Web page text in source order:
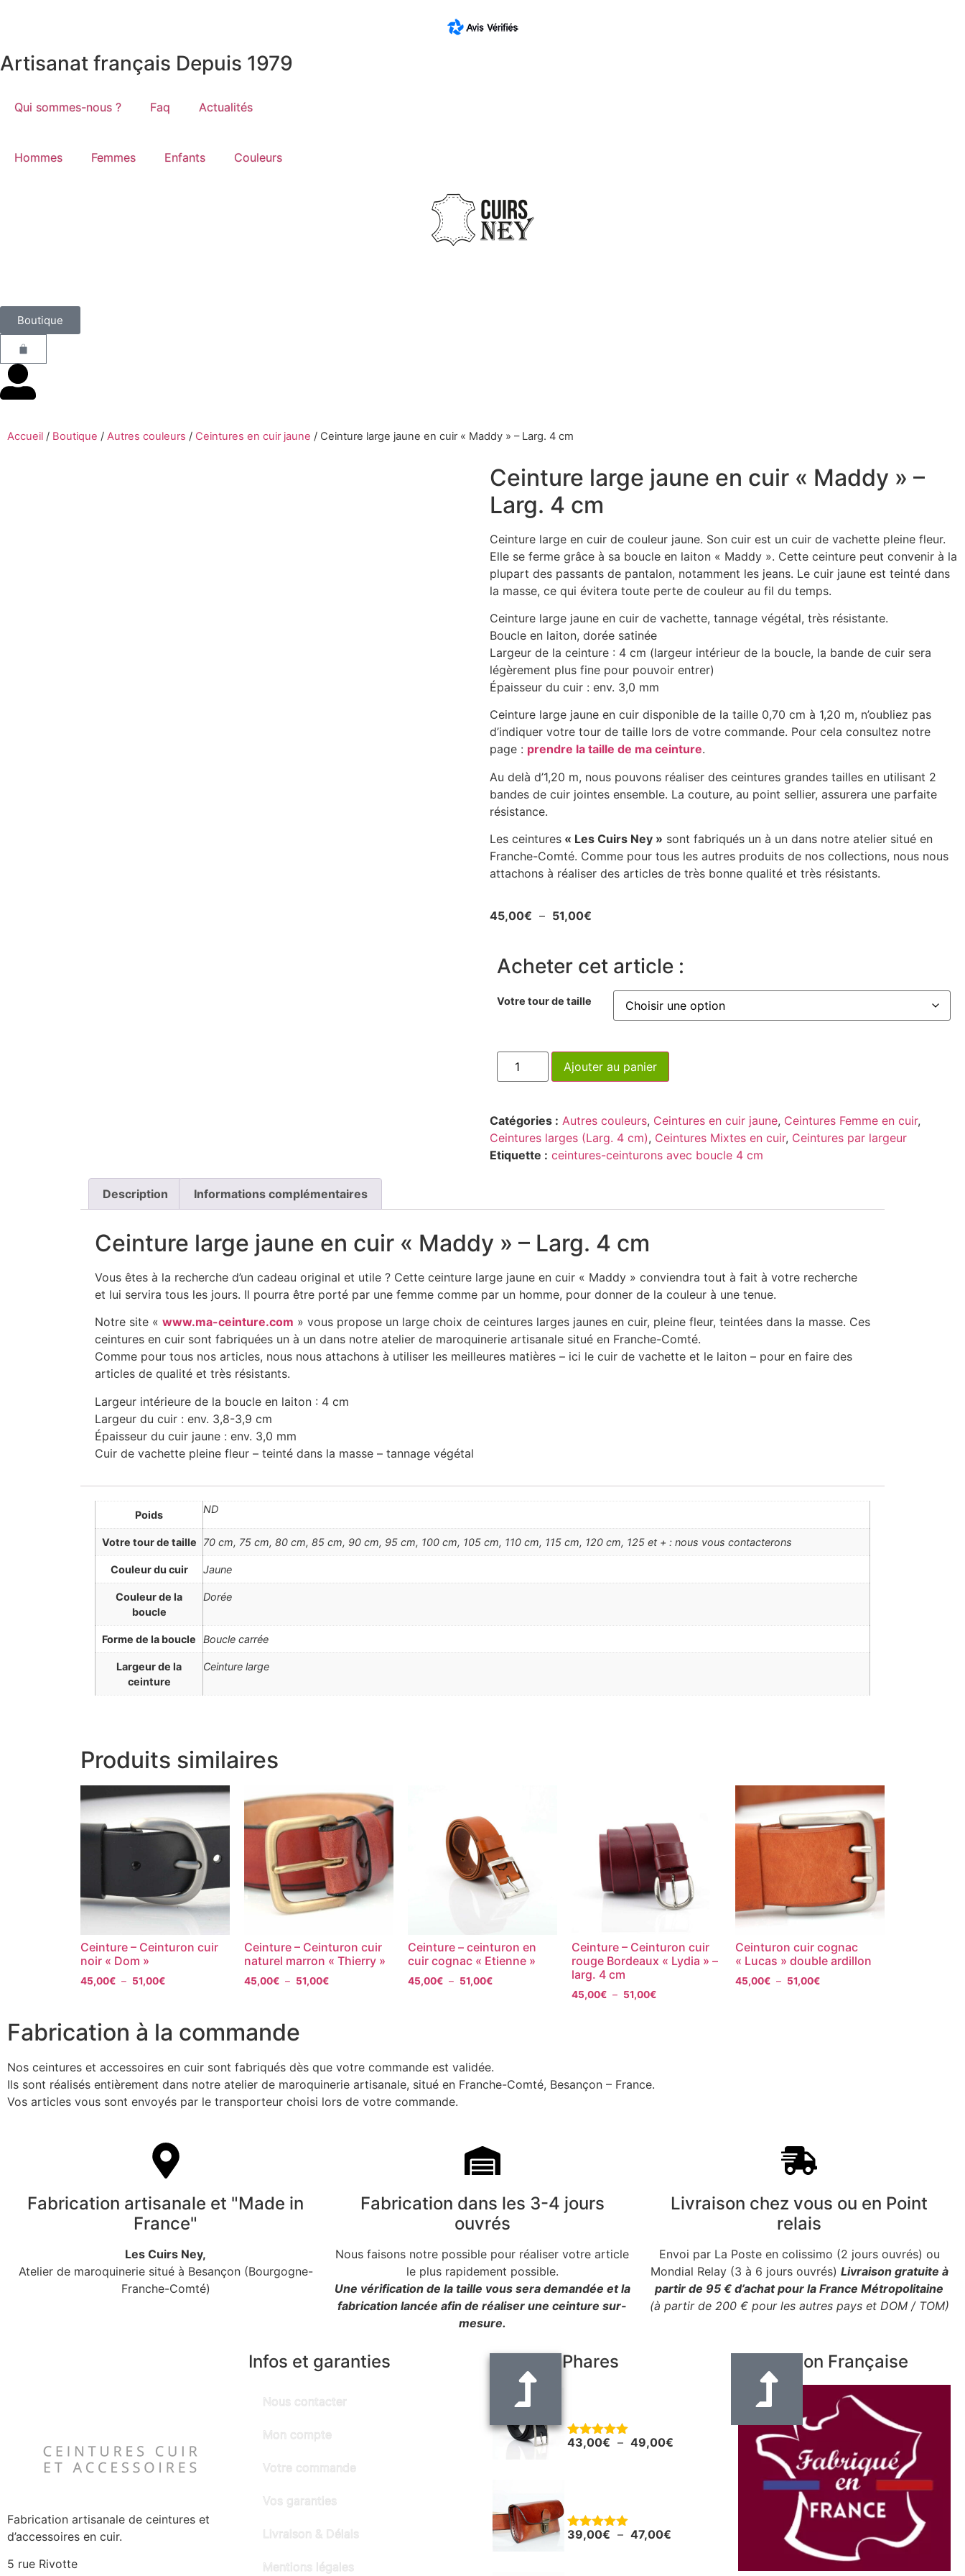
Artisanat français Depuis 1979
Qui sommes-nous ? Faq Actualités
Hommes Femmes Enfants Couleurs
Boutique
Accueil / Boutique / Autres couleurs / Ceintures en cuir jaune / Ceinture large jaune en cuir « Maddy » – Larg. 4 cm
Ceinture large jaune en cuir « Maddy » –
Larg. 4 cm
Ceinture large en cuir de couleur jaune. Son cuir est un cuir de vachette pleine fleur.
Elle se ferme grâce à sa boucle en laiton « Maddy ». Cette ceinture peut convenir à la
plupart des passants de pantalon, notamment les jeans. Le cuir jaune est teinté dans
la masse, ce qui évitera toute perte de couleur au fil du temps.
Ceinture large jaune en cuir de vachette, tannage végétal, très résistante.
Boucle en laiton, dorée satinée
Largeur de la ceinture : 4 cm (largeur intérieur de la boucle, la bande de cuir sera
légèrement plus fine pour pouvoir entrer)
Épaisseur du cuir : env. 3,0 mm
Ceinture large jaune en cuir disponible de la taille 0,70 cm à 1,20 m, n’oubliez pas
d’indiquer votre tour de taille lors de votre commande. Pour cela consultez notre
page : prendre la taille de ma ceinture.
Au delà d’1,20 m, nous pouvons réaliser des ceintures grandes tailles en utilisant 2
bandes de cuir jointes ensemble. La couture, au point sellier, assurera une parfaite
résistance.
Les ceintures « Les Cuirs Ney » sont fabriqués un à un dans notre atelier situé en
Franche-Comté. Comme pour tous les autres produits de nos collections, nous nous
attachons à réaliser des articles de très bonne qualité et très résistants.
45,00€ – 51,00€
Acheter cet article :
Votre tour de taille
Ajouter au panier
Catégories : Autres couleurs, Ceintures en cuir jaune, Ceintures Femme en cuir,
Ceintures larges (Larg. 4 cm), Ceintures Mixtes en cuir, Ceintures par largeur
Etiquette : ceintures-ceinturons avec boucle 4 cm
Description Informations complémentaires
Ceinture large jaune en cuir « Maddy » – Larg. 4 cm
Vous êtes à la recherche d’un cadeau original et utile ? Cette ceinture large jaune en cuir « Maddy » conviendra tout à fait à votre recherche
et lui servira tous les jours. Il pourra être porté par une femme comme par un homme, pour donner de la couleur à une tenue.
Notre site « www.ma-ceinture.com » vous propose un large choix de ceintures larges jaunes en cuir, pleine fleur, teintées dans la masse. Ces
ceintures en cuir sont fabriquées un à un dans notre atelier de maroquinerie artisanale situé en Franche-Comté.
Comme pour tous nos articles, nous nous attachons à utiliser les meilleures matières – ici le cuir de vachette et le laiton – pour en faire des
articles de qualité et très résistants.
Largeur intérieure de la boucle en laiton : 4 cm
Largeur du cuir : env. 3,8-3,9 cm
Épaisseur du cuir jaune : env. 3,0 mm
Cuir de vachette pleine fleur – teinté dans la masse – tannage végétal
Poids ND
Votre tour de taille 70 cm, 75 cm, 80 cm, 85 cm, 90 cm, 95 cm, 100 cm, 105 cm, 110 cm, 115 cm, 120 cm, 125 et + : nous vous contacterons
Couleur du cuir Jaune
Couleur de la
boucle
Dorée
Forme de la boucle Boucle carrée
Largeur de la
ceinture
Ceinture large
Produits similaires
Ceinture – Ceinturon cuir
noir « Dom »
45,00€ – 51,00€
Ceinture – Ceinturon cuir
naturel marron « Thierry »
45,00€ – 51,00€
Ceinture – ceinturon en
cuir cognac « Etienne »
45,00€ – 51,00€
Ceinture – Ceinturon cuir
rouge Bordeaux « Lydia » –
larg. 4 cm
45,00€ – 51,00€
Ceinturon cuir cognac
« Lucas » double ardillon
45,00€ – 51,00€
Fabrication à la commande
Nos ceintures et accessoires en cuir sont fabriqués dès que votre commande est validée.
Ils sont réalisés entièrement dans notre atelier de maroquinerie artisanale, situé en Franche-Comté, Besançon – France.
Vos articles vous sont envoyés par le transporteur choisi lors de votre commande.
Fabrication artisanale et "Made in
France"
Les Cuirs Ney,
Atelier de maroquinerie situé à Besançon (Bourgogne-
Franche-Comté)
Fabrication dans les 3-4 jours
ouvrés
Nous faisons notre possible pour réaliser votre article
le plus rapidement possible.
Une vérification de la taille vous sera demandée et la
fabrication lancée afin de réaliser une ceinture sur-
mesure.
Livraison chez vous ou en Point
relais
Envoi par La Poste en colissimo (2 jours ouvrés) ou
Mondial Relay (3 à 6 jours ouvrés) Livraison gratuite à
partir de 95 € d’achat pour la France Métropolitaine
(à partir de 200 € pour les autres pays et DOM / TOM)
Fabrication artisanale de ceintures et
d’accessoires en cuir.
5 rue Rivotte
Infos et garanties
Nous contacter
Mon compte
Votre commande
Vos garanties
Livraison & Délais
Mentions légales
Produits Phares
Note5.00
43,00€ – 49,00€
Note5.00
39,00€ – 47,00€
Fabrication Française